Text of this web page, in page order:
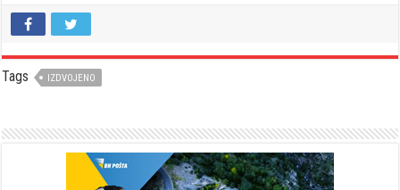
Tags IZDVOJENO